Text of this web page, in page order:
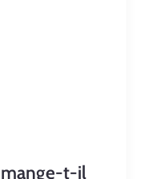
mange-t-il